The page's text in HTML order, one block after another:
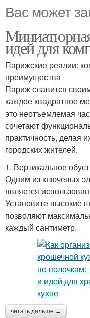
Вас может
идей для
Парижские реалии:
преимущества
Париж славится
каждое квадратное
это неотъемлемая
сочетают
практичность, делая
городских жителей.
1. Вертикальное
Одним из ключевых
является
Установите высокие
позволяют
каждый сантиметр.
читать дальше →